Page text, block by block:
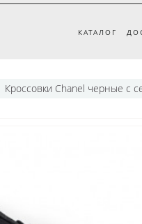
КАТАЛОГ
Кроссовки Chanel черные с